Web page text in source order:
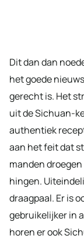
Dit dan dan
het goede
gerecht is. Het
uit de Sichuan-
authentiek
aan het feit dat
manden
hingen.
draagpaal. Er is
gebruikelijker in
horen er ook